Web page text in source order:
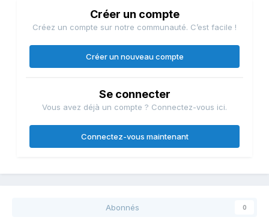
Créer un compte
Créez un compte sur notre communauté. C’est facile !
Créer un nouveau compte
Se connecter
Vous avez déjà un compte ? Connectez-vous ici.
Connectez-vous maintenant
Abonnés 0